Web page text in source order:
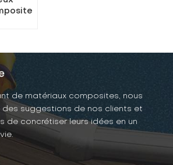
de matériaux composites, nous
suggestions de nos clients et
de concrétiser leurs idées en un